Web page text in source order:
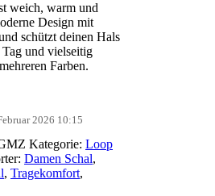
weich, warm und
Design mit
schützt deinen Hals
und vielseitig
Farben.
2026 10:15
Kategorie: Loop
Damen Schal,
, Tragekomfort,